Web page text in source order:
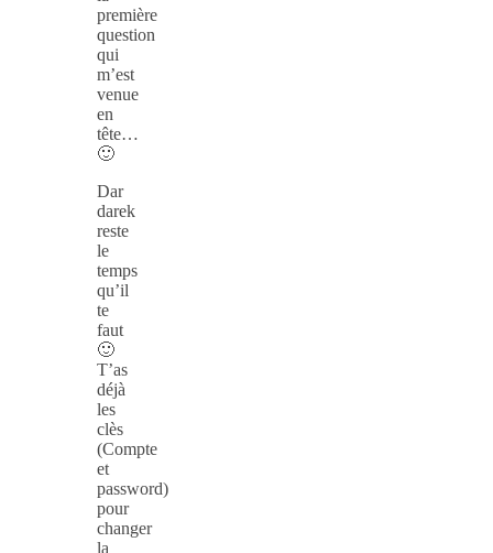
première
question
qui
m’est
venue
en
tête…
🙂
Dar
darek
reste
le
temps
qu’il
te
faut
🙂
T’as
déjà
les
clès
(Compte
et
password)
pour
changer
la